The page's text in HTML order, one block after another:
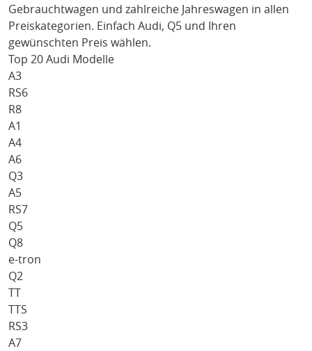
Gebrauchtwagen und zahlreiche Jahreswagen in allen
Preiskategorien. Einfach Audi, Q5 und Ihren
gewünschten Preis wählen.
Top 20 Audi Modelle
A3
RS6
R8
A1
A4
A6
Q3
A5
RS7
Q5
Q8
e-tron
Q2
TT
TTS
RS3
A7